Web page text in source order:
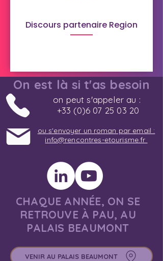
Discours partenaire Region
On est là si t'as besoin
on peut s'appeler au :
+33 (0)6 07 25 03 20
ou s'envoyer un roman par email :
info@rencontres-etourisme.fr
CHAQUE ANNÉE, ON SE
RETROUVE À PAU, AU
PALAIS BEAUMONT
VENIR AU PALAIS BEAUMONT